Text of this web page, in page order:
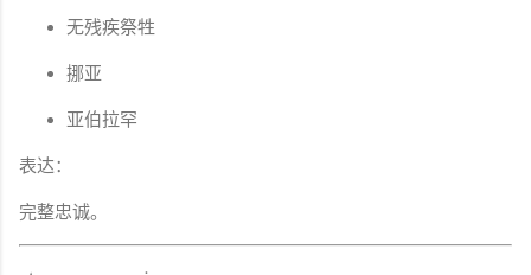
无残疾祭牲
挪亚
亚伯拉罕
表达：
完整忠诚。